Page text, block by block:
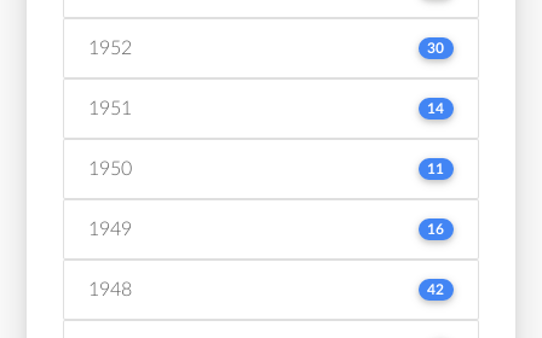
1952 30
1951 14
1950 11
1949 16
1948 42